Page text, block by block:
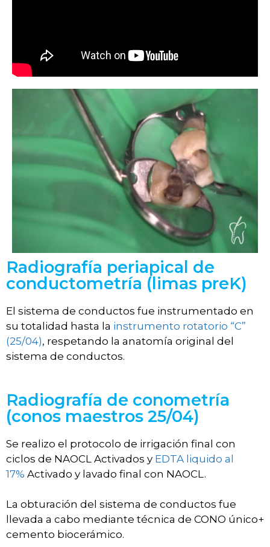
Radiografía periapical de
conductometría (limas preK)
El sistema de conductos fue instrumentado en
su totalidad hasta la instrumento rotatorio “C”
(25/04), respetando la anatomía original del
sistema de conductos.
Radiografía de conometría
(conos maestros 25/04)
Se realizo el protocolo de irrigación final con
ciclos de NAOCL Activados y EDTA liquido al
17% Activado y lavado final con NAOCL.
La obturación del sistema de conductos fue
llevada a cabo mediante técnica de CONO único+
cemento biocerámico.